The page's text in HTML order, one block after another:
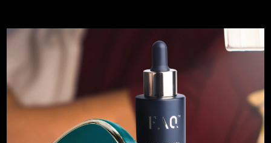
Turkiet
Arabemiraten
Storbritannien Förväntad leverans 12/08/2026
Förväntad leverans